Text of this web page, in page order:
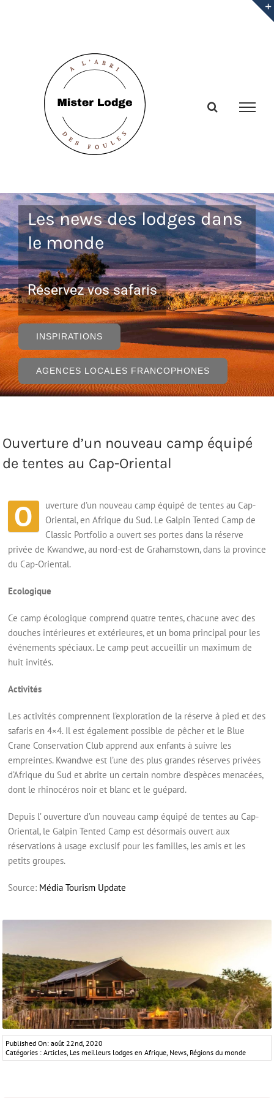
Les news des lodges dans
le monde
Réservez vos safaris
INSPIRATIONS
AGENCES LOCALES FRANCOPHONES
Ouverture d’un nouveau camp équipé
de tentes au Cap-Oriental
O
uverture d’un nouveau camp équipé de tentes au Cap-
Oriental, en Afrique du Sud. Le Galpin Tented Camp de
Classic Portfolio a ouvert ses portes dans la réserve
privée de Kwandwe, au nord-est de Grahamstown, dans la province
du Cap-Oriental.
Ecologique
Ce camp écologique comprend quatre tentes, chacune avec des
douches intérieures et extérieures, et un boma principal pour les
événements spéciaux. Le camp peut accueillir un maximum de
huit invités.
Activités
Les activités comprennent l’exploration de la réserve à pied et des
safaris en 4×4. Il est également possible de pêcher et le Blue
Crane Conservation Club apprend aux enfants à suivre les
empreintes. Kwandwe est l’une des plus grandes réserves privées
d’Afrique du Sud et abrite un certain nombre d’espèces menacées,
dont le rhinocéros noir et blanc et le guépard.
Depuis l’ ouverture d’un nouveau camp équipé de tentes au Cap-
Oriental, le Galpin Tented Camp est désormais ouvert aux
réservations à usage exclusif pour les familles, les amis et les
petits groupes.
Source: Média Tourism Update
Published On: août 22nd, 2020
Catégories :Articles Les meilleurs lodges en Afrique News Régions du monde